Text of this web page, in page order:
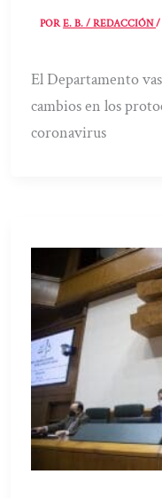
PORE. B. / REDACCIÓN
El Departamento
cambios en los
coronavirus